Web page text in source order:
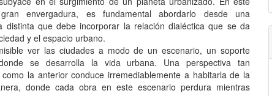
envergadura, es fundamental abordarlo desde una
distinta que debe incorporar la relación dialéctica que se da
y el espacio urbano.
ver las ciudades a modo de un escenario, un soporte
se desarrolla la vida urbana. Una perspectiva tan
como la anterior conduce irremediablemente a habitarla de la
donde cada obra en este escenario perdura mientras